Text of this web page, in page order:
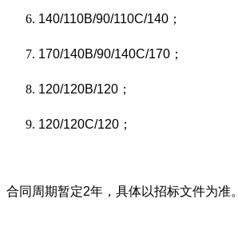
140/110B/90/110C/140；
170/140B/90/140C/170；
120/120B/120；
120/120C/120；
合同周期暂定2年，具体以招标文件为准。